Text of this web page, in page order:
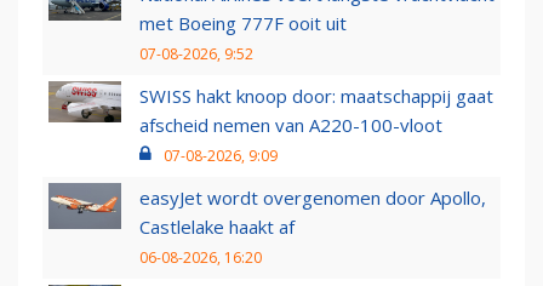
met Boeing 777F ooit uit
07-08-2026, 9:52
SWISS hakt knoop door: maatschappij gaat
afscheid nemen van A220-100-vloot
07-08-2026, 9:09
easyJet wordt overgenomen door Apollo,
Castlelake haakt af
06-08-2026, 16:20